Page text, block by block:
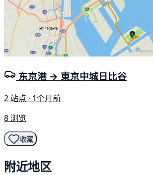
东京港 → 東京中城日比谷
2 站点 · 1个月前
8 浏览
收藏
附近地区